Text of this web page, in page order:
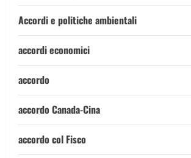
Accordi e politiche ambientali
accordi economici
accordo
accordo Canada-Cina
accordo col Fisco